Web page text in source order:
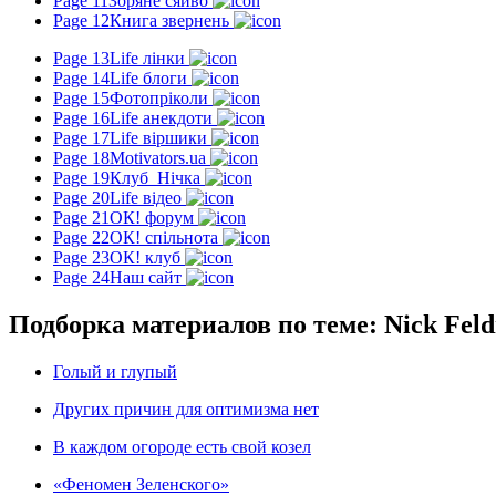
Page 12Книга звернень
Page 13Life лінки
Page 14Life блоги
Page 15Фотопріколи
Page 16Life анекдоти
Page 17Life віршики
Page 18Motivators.ua
Page 19Клуб_Нічка
Page 20Life відео
Page 21ОК! форум
Page 22ОК! спільнота
Page 23ОК! клуб
Page 24Наш сайт
Подборка материалов по теме: Nick
Голый и глупый
Других причин для оптимизма нет
В каждом огороде есть свой козел
«Феномен Зеленского»